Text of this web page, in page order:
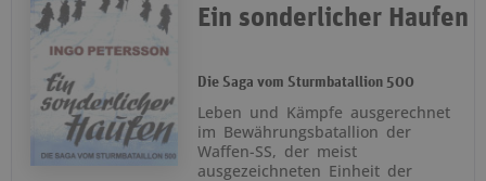
Ein sonderlicher Haufen
Die Saga vom Sturmbatallion 500
Leben und Kämpfe ausgerechnet
im Bewährungsbatallion der
Waffen-SS, der meist
ausgezeichneten Einheit der